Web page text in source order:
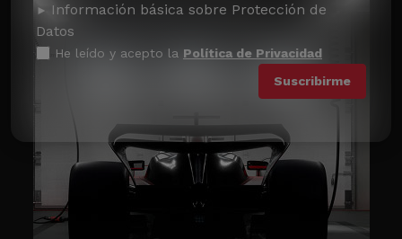
Información básica sobre Protección de
Datos
He leído y acepto la Política de Privacidad